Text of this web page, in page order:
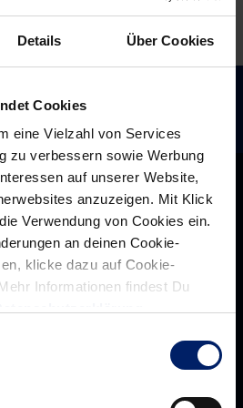
Details Über Cookies
Cookies
eine Vielzahl von Services
zu verbessern sowie Werbung
auf unserer Website,
anzuzeigen. Mit Klick
Verwendung von Cookies ein.
an deinen Cookie-
klicke dazu auf Cookie-
Informationen findest Du